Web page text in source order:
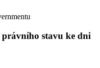
právního stavu ke dni